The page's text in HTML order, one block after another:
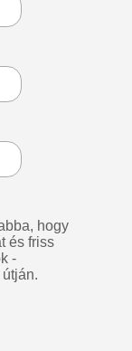
hogy
és friss
-